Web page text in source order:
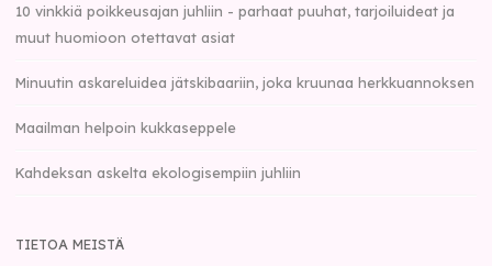
10 vinkkiä poikkeusajan juhliin - parhaat puuhat, tarjoiluideat ja
muut huomioon otettavat asiat
Minuutin askareluidea jätskibaariin, joka kruunaa herkkuannoksen
Maailman helpoin kukkaseppele
Kahdeksan askelta ekologisempiin juhliin
TIETOA MEISTÄ